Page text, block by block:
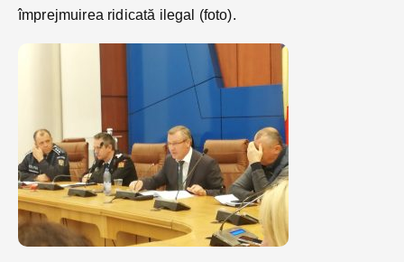
împrejmuirea ridicată ilegal (foto).